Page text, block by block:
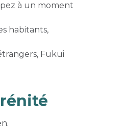
à un moment
habitants,
Fukui